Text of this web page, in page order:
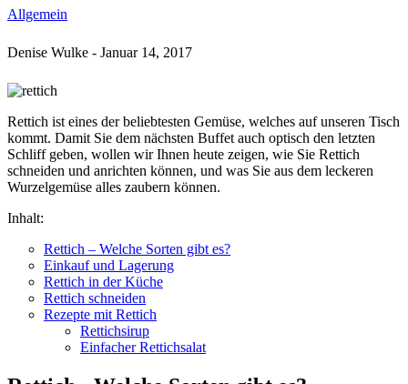
Allgemein
Denise Wulke - Januar 14, 2017
Rettich ist eines der beliebtesten Gemüse, welches auf unseren Tisch
kommt. Damit Sie dem nächsten Buffet auch optisch den letzten
Schliff geben, wollen wir Ihnen heute zeigen, wie Sie Rettich
schneiden und anrichten können, und was Sie aus dem leckeren
Wurzelgemüse alles zaubern können.
Inhalt:
Rettich – Welche Sorten gibt es?
Einkauf und Lagerung
Rettich in der Küche
Rettich schneiden
Rezepte mit Rettich
Rettichsirup
Einfacher Rettichsalat